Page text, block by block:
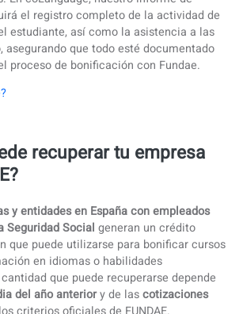
y reporte: Durante el curso, la empresa
y el progreso de los empleados
de Fundae. Al finalizar la formación, se
la finalización del curso y enviar un
datos de los participantes. En
el informe completo con los datos
que puedas cumplir con los
sencilla y eficiente.
Al concluir el curso, se debe entregar a
certificado de asistencia o un diploma.
es clave para validar la formación
correctamente en las
En coLanguage, nuestro informe de
el registro completo de la actividad